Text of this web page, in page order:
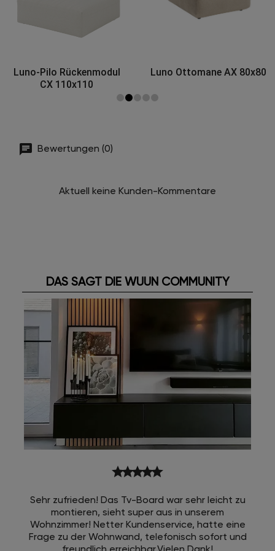
Luno-Pilo Rückenmodul
CX 110x110
Luno Ottomane AX 80x80
Bewertungen (0)
Aktuell keine Kunden-Kommentare
DAS SAGT DIE WUUN COMMUNITY
starstarstarstarstar
Sehr zufrieden! Das Tv-Board war sehr leicht zu
montieren, sieht super aus in unserem
Wohnzimmer! Netter Kundenservice, hatte eine
Frage zu der Wohnwand, telefonisch sofort und